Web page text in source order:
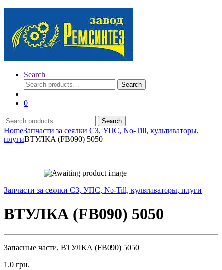
Search
Search
for:
Search
0
Search
for:
Search
HomeЗапчасти за сеялки СЗ, УПС, No-Till, культиваторы,
плугиВТУЛКА (FB090) 5050
Запчасти за сеялки СЗ, УПС, No-Till, культиваторы, плуги
ВТУЛКА (FB090) 5050
Запасные части, ВТУЛКА (FB090) 5050
1.0 грн.